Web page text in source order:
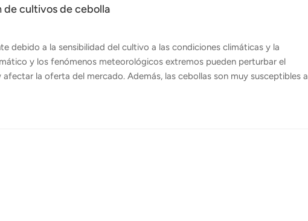
de cultivos de cebolla
debido a la sensibilidad del cultivo a las condiciones climáticas y la
y los fenómenos meteorológicos extremos pueden perturbar el
la oferta del mercado. Además, las cebollas son muy susceptibles a
desafíos, el uso de drones agrícolas en la protección de cultivos de
Drones agrícolas, como el de Topxgun FP600, FP500 y Dron